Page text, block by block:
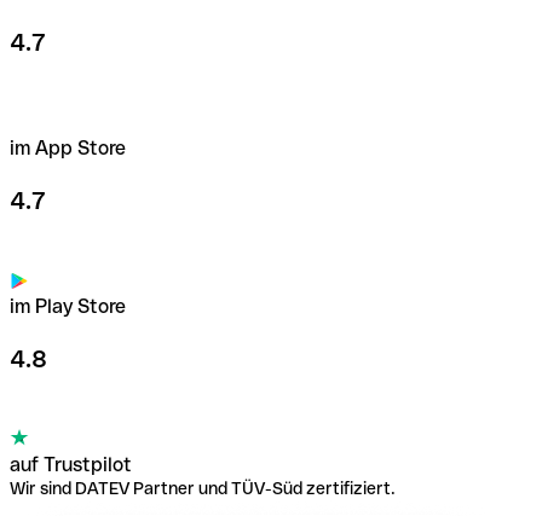
4.7
im App Store
4.7
im Play Store
4.8
auf Trustpilot
Wir sind DATEV Partner und TÜV-Süd zertifiziert.